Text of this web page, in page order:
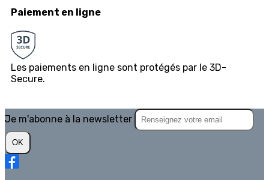
Paiement en ligne
Les paiements en ligne sont protégés par le 3D-
Secure.
Je m'abonne à la newsletter
OK